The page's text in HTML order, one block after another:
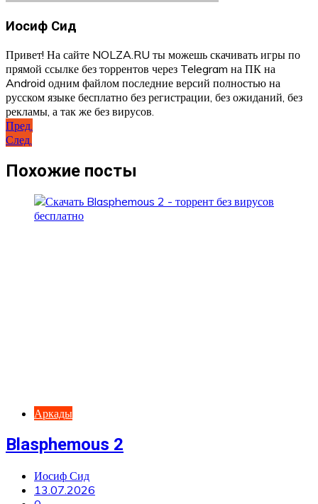
Иосиф Сид
Привет! На сайте NOLZA.RU ты можешь скачивать игры по
прямой ссылке без торрентов через Telegram на ПК на
Android одним файлом последние версий полностью на
русском языке бесплатно без регистрации, без ожиданий, без
рекламы, а так же без вирусов.
Навигация
по
записям
Пред.
След.
Похожие посты
Аркады
Blasphemous 2
Иосиф Сид
13.07.2026